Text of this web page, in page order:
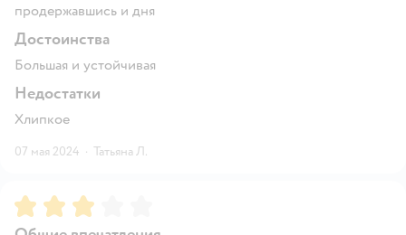
продержавшись и дня
Достоинства
Большая и устойчивая
Недостатки
Хлипкое
07 мая 2024 · Татьяна Л.
Рейтинг:3